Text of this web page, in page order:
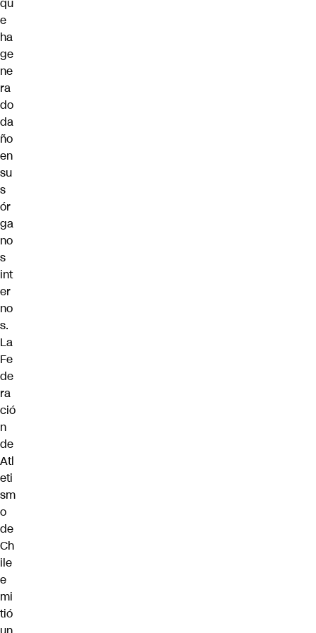
e
ha
ge
ne
ra
do
da
ño
en
su
s
ór
ga
no
s
int
er
no
s.
La
Fe
de
ra
ció
n
de
Atl
eti
sm
o
de
Ch
ile
e
mi
tió